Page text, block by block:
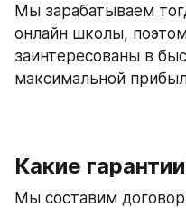
Мы зарабатываем
онлайн школы,
заинтересованы в
максимальной
Какие
Мы составим